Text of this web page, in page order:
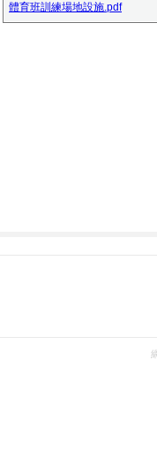
體育班訓練場地設施.pdf